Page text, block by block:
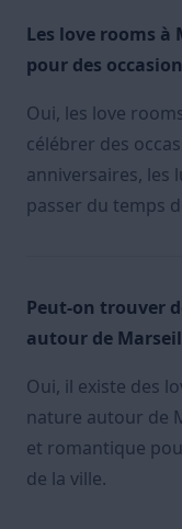
Les love rooms à
pour des
Oui, les love
célébrer des
anniversaires, les
passer du temps
Peut-on trouver
autour de
Oui, il existe des
nature autour de
et romantique
de la ville.